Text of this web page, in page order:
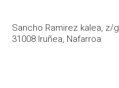
Sancho Ramirez kalea, z/g
31008 Iruñea, Nafarroa